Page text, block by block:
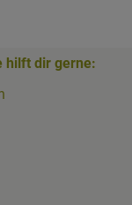
hilft dir gerne: